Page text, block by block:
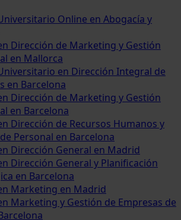
Online en Abogacía y
Dirección de Marketing y Gestión
en Mallorca
en Dirección Integral de
en Barcelona
Dirección de Marketing y Gestión
en Barcelona
Dirección de Recursos Humanos y
Personal en Barcelona
Dirección General en Madrid
Dirección General y Planificación
en Barcelona
Marketing en Madrid
Marketing y Gestión de Empresas de